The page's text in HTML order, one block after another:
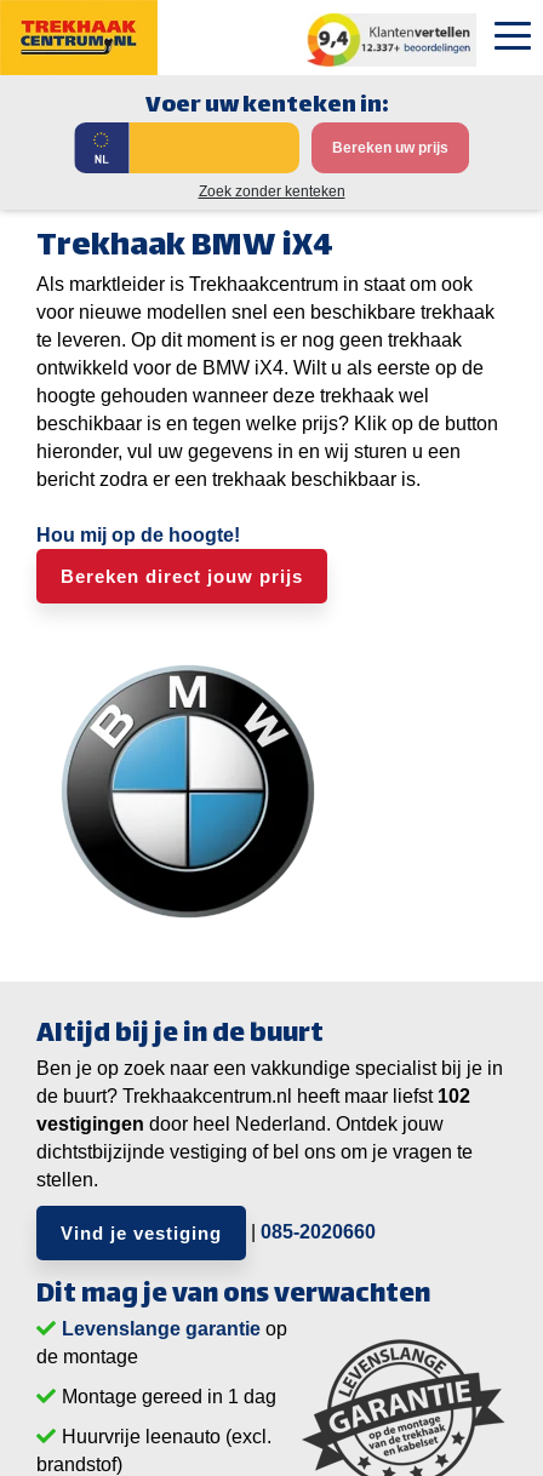
Voer uw kenteken in:
Bereken uw prijs
Zoek zonder kenteken
Trekhaak BMW iX4
Als marktleider is Trekhaakcentrum in staat om ook
voor nieuwe modellen snel een beschikbare trekhaak
te leveren. Op dit moment is er nog geen trekhaak
ontwikkeld voor de BMW iX4. Wilt u als eerste op de
hoogte gehouden wanneer deze trekhaak wel
beschikbaar is en tegen welke prijs? Klik op de button
hieronder, vul uw gegevens in en wij sturen u een
bericht zodra er een trekhaak beschikbaar is.
Hou mij op de hoogte!
Bereken direct jouw prijs
Altijd bij je in de buurt
Ben je op zoek naar een vakkundige specialist bij je in
de buurt? Trekhaakcentrum.nl heeft maar liefst
vestigingen door heel Nederland. Ontdek jouw
dichtstbijzijnde vestiging of bel ons om je vragen te
stellen.
Vind je vestiging 085-2020660
Dit mag je van ons verwachten
Levenslange garantie op
de montage
Montage gereed in 1 dag
Huurvrije leenauto (excl.
brandstof)